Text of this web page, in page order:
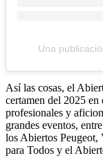
Una
Así las cosas, el
certamen del 2025
profesionales y
grandes eventos,
los Abiertos
para Todos y el